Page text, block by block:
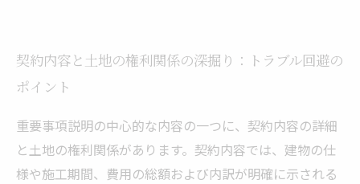
契約内容と土地の権利関係の深掘り：トラブル回避の
ポイント
重要事項説明の中心的な内容の一つに、契約内容の詳細
と土地の権利関係があります。契約内容では、建物の仕
様や施工期間、費用の総額および内訳が明確に示される